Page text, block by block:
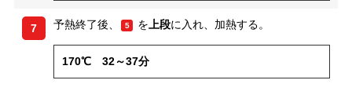
7 予熱終了後、 5 を 上段に入れ、加熱する。
170℃ 32～37分